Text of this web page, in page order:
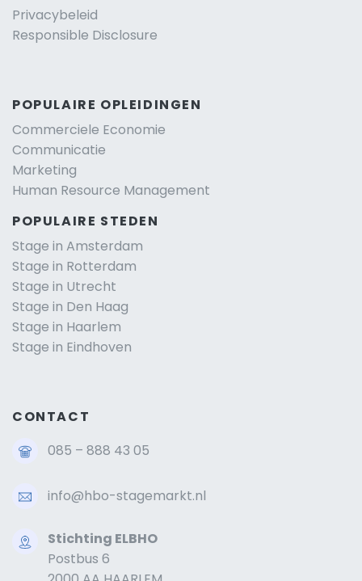
Privacybeleid
Responsible Disclosure
POPULAIRE OPLEIDINGEN
Commerciele Economie
Communicatie
Marketing
Human Resource Management
POPULAIRE STEDEN
Stage in Amsterdam
Stage in Rotterdam
Stage in Utrecht
Stage in Den Haag
Stage in Haarlem
Stage in Eindhoven
CONTACT
085 – 888 43 05
info@hbo-stagemarkt.nl
Stichting ELBHO
Postbus 6